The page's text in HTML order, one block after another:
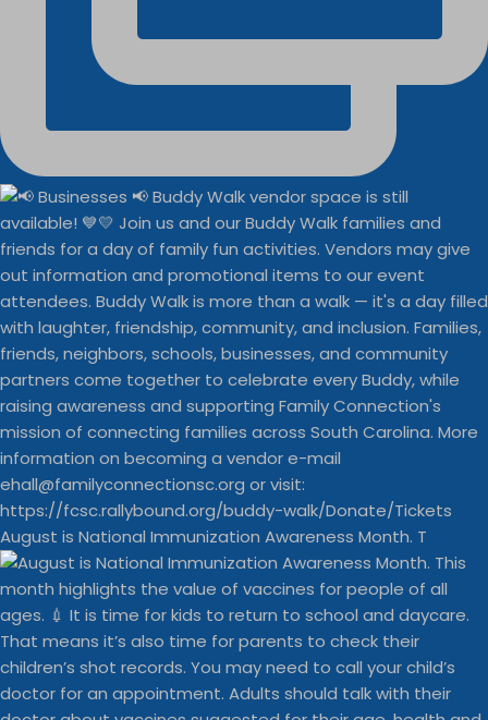
August is National Immunization Awareness Month. T